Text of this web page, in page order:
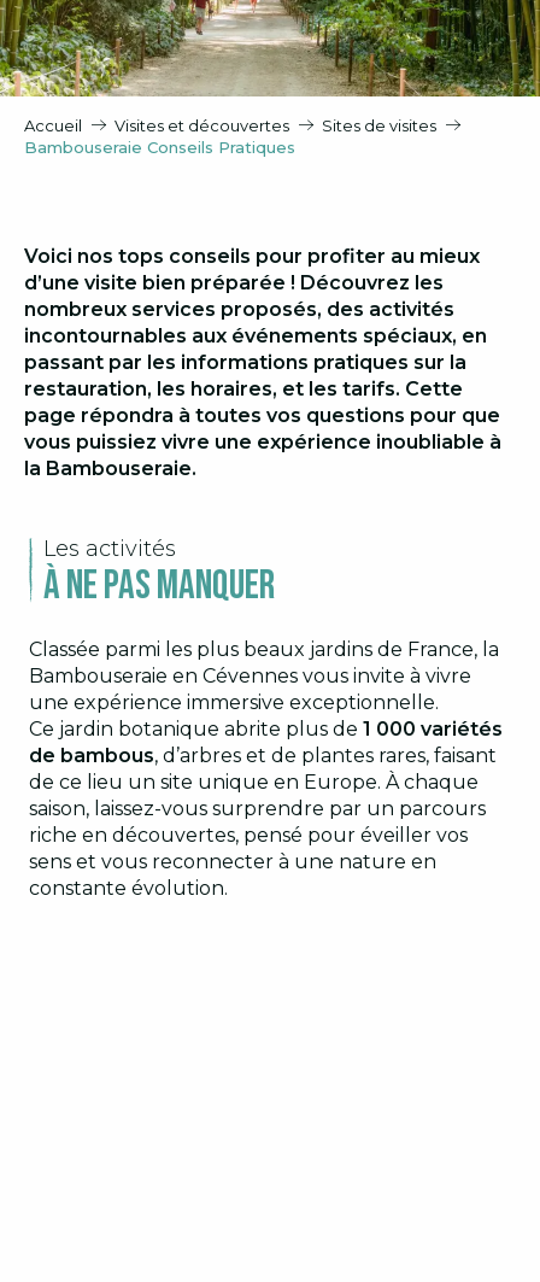
Accueil Visites et découvertes
Sites de visites
Bambouseraie Conseils Pratiques
Voici nos tops conseils pour profiter au mieux
d’une visite bien préparée ! Découvrez les
nombreux services proposés, des activités
incontournables aux événements spéciaux, en
passant par les informations pratiques sur la
restauration, les horaires, et les tarifs. Cette
page répondra à toutes vos questions pour que
vous puissiez vivre une expérience inoubliable à
la Bambouseraie.
Les activités
À ne pas manquer
Classée parmi les plus beaux jardins de France, la
Bambouseraie en Cévennes vous invite à vivre
une expérience immersive exceptionnelle.
Ce jardin botanique abrite plus de 1 000 variétés
de bambous, d’arbres et de plantes rares, faisant
de ce lieu un site unique en Europe. À chaque
saison, laissez-vous surprendre par un parcours
riche en découvertes, pensé pour éveiller vos
sens et vous reconnecter à une nature en
constante évolution.